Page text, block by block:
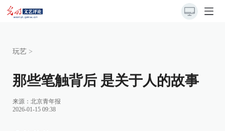
玩艺 >
那些笔触背后 是关于人的故事
来源： 北京青年报
2026-01-15 09:38